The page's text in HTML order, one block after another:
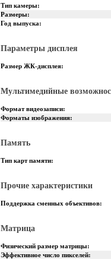
Тип камеры:
Размеры:
Год выпуска:
Параметры дисплея
Размер ЖК-дисплея:
Мультимедийные
Формат видеозаписи:
Форматы изображения:
Память
Тип карт памяти:
Прочие характеристики
Поддержка сменных объективов:
Матрица
Физический размер матрицы:
Эффективное число пикселей: